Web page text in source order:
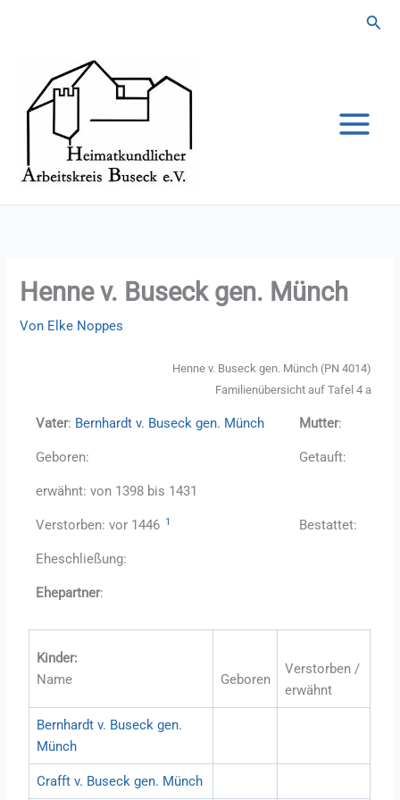
Henne v. Buseck gen. Münch
Von Elke Noppes
Henne v. Buseck gen. Münch (PN 4014)
Familienübersicht auf Tafel 4 a
Vater: Bernhardt v. Buseck gen. Münch Mutter:
Geboren: Getauft:
erwähnt: von 1398 bis 1431
Verstorben: vor 1446 1 Bestattet:
Eheschließung:
Ehepartner:
Kinder:
Name
Geboren
Verstorben /
erwähnt
Bernhardt v. Buseck gen.
Münch
Crafft v. Buseck gen. Münch